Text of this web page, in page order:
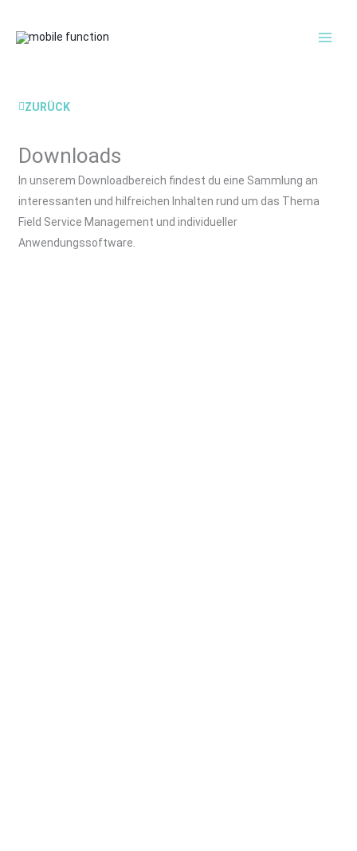
springen
ZURÜCK
Downloads
In unserem Downloadbereich findest du eine Sammlung an
interessanten und hilfreichen Inhalten rund um das Thema
Field Service Management und individueller
Anwendungssoftware.